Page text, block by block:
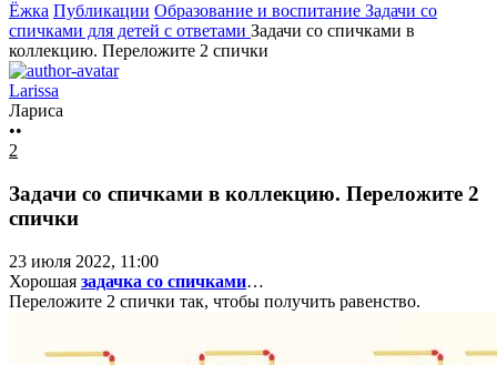
Ёжка Публикации Образование и воспитание Задачи со
спичками для детей с ответами Задачи со спичками в
коллекцию. Переложите 2 спички
Larissa
Лариса
••
2
Задачи со спичками в коллекцию. Переложите 2
спички
23 июля 2022, 11:00
Хорошая задачка со спичками…
Переложите 2 спички так, чтобы получить равенство.